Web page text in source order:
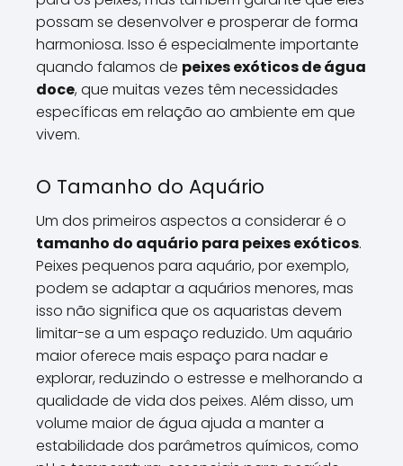
possam se desenvolver e prosperar de forma
harmoniosa. Isso é especialmente importante
quando falamos de peixes exóticos de água
doce, que muitas vezes têm necessidades
específicas em relação ao ambiente em que
vivem.
O Tamanho do Aquário
Um dos primeiros aspectos a considerar é o
tamanho do aquário para peixes exóticos.
Peixes pequenos para aquário, por exemplo,
podem se adaptar a aquários menores, mas
isso não significa que os aquaristas devem
limitar-se a um espaço reduzido. Um aquário
maior oferece mais espaço para nadar e
explorar, reduzindo o estresse e melhorando a
qualidade de vida dos peixes. Além disso, um
volume maior de água ajuda a manter a
estabilidade dos parâmetros químicos, como